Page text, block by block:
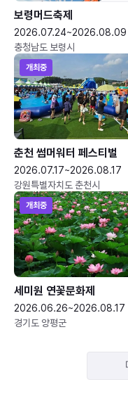
보령머드축제
2026.07.24~2026.08.09
충청남도 보령시
개최중
춘천 썸머워터 페스티벌
2026.07.17~2026.08.17
강원특별자치도 춘천시
개최중
세미원 연꽃문화제
2026.06.26~2026.08.17
경기도 양평군